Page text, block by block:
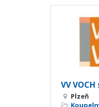
VV
Plzeň